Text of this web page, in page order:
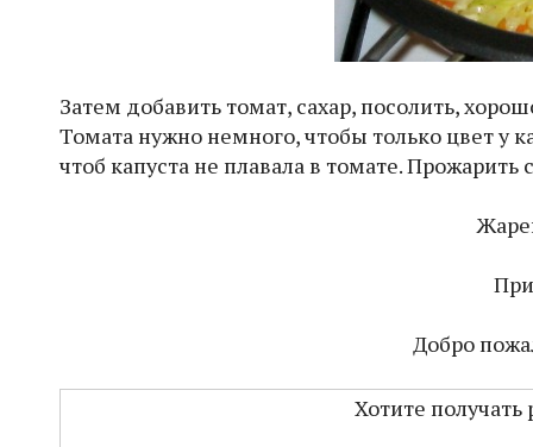
Затем добавить томат, сахар, посолить,
Томата нужно немного, чтобы только цвет у
чтоб капуста не плавала в томате.
Добро
Хотите